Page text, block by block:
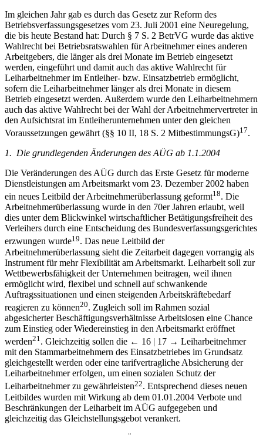
Im gleichen Jahr gab es durch das Gesetz zur Reform des
Betriebsverfassungsgesetzes vom 23. Juli 2001 eine Neuregelung,
die bis heute Bestand hat: Durch § 7 S. 2 BetrVG wurde das aktive
Wahlrecht bei Betriebsratswahlen für Arbeitnehmer eines anderen
Arbeitgebers, die länger als drei Monate im Betrieb eingesetzt
werden, eingeführt und damit auch das aktive Wahlrecht für
Leiharbeitnehmer im Entleiher- bzw. Einsatzbetrieb ermöglicht,
sofern die Leiharbeitnehmer länger als drei Monate in diesem
Betrieb eingesetzt werden. Außerdem wurde den Leiharbeitnehmern
auch das aktive Wahlrecht bei der Wahl der Arbeitnehmervertreter in
den Aufsichtsrat im Entleiherunternehmen unter den gleichen
Voraussetzungen gewährt (§§ 10 II, 18 S. 2 MitbestimmungsG)17.
1. Die grundlegenden Änderungen des AÜG ab 1.1.2004
Die Veränderungen des AÜG durch das Erste Gesetz für moderne
Dienstleistungen am Arbeitsmarkt vom 23. Dezember 2002 haben
ein neues Leitbild der Arbeitnehmerüberlassung geformt18. Die
Arbeitnehmerüberlassung wurde in den 70er Jahren erlaubt, weil
dies unter dem Blickwinkel wirtschaftlicher Betätigungsfreiheit des
Verleihers durch eine Entscheidung des Bundesverfassungsgerichtes
erzwungen wurde19. Das neue Leitbild der
Arbeitnehmerüberlassung sieht die Zeitarbeit dagegen vorrangig als
Instrument für mehr Flexibilität am Arbeitsmarkt. Leiharbeit soll zur
Wettbewerbsfähigkeit der Unternehmen beitragen, weil ihnen
ermöglicht wird, flexibel und schnell auf schwankende
Auftragssituationen und einen steigenden Arbeitskräftebedarf
reagieren zu können20. Zugleich soll im Rahmen sozial
abgesicherter Beschäftigungsverhältnisse Arbeitslosen eine Chance
zum Einstieg oder Wiedereinstieg in den Arbeitsmarkt eröffnet
werden21 . Gleichzeitig sollen die ← 16 | 17 → Leiharbeitnehmer
mit den Stammarbeitnehmern des Einsatzbetriebes im Grundsatz
gleichgestellt werden oder eine tarifvertragliche Absicherung der
Leiharbeitnehmer erfolgen, um einen sozialen Schutz der
Leiharbeitnehmer zu gewährleisten22. Entsprechend dieses neuen
Leitbildes wurden mit Wirkung ab dem 01.01.2004 Verbote und
Beschränkungen der Leiharbeit im AÜG aufgegeben und
gleichzeitig das Gleichstellungsgebot verankert.